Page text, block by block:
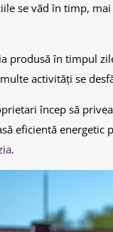
se văd în timp,
produsă în timpul
activități se
încep să
eficientă energetic
.